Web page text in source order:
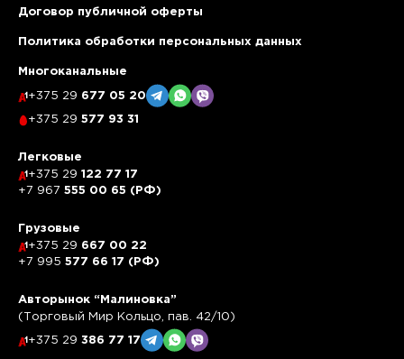
Договор публичной оферты
Политика обработки персональных данных
Многоканальные
+375 29 677 05 20
+375 29 577 93 31
Легковые
+375 29 122 77 17
+7 967 555 00 65 (РФ)
Грузовые
+375 29 667 00 22
+7 995 577 66 17 (РФ)
Авторынок “Малиновка”
(Торговый Мир Кольцо, пав. 42/10)
+375 29 386 77 17